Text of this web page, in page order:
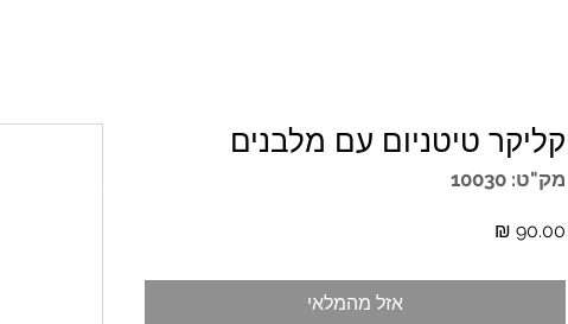
קליקר טיטניום עם מלבנים
מק"ט: 10030
אזל מהמלאי